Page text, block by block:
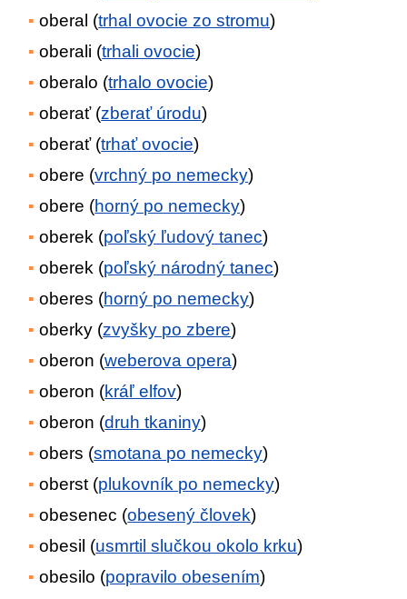
oberal (trhal ovocie zo stromu)
oberali (trhali ovocie)
oberalo (trhalo ovocie)
oberať (zberať úrodu)
oberať (trhať ovocie)
obere (vrchný po nemecky)
obere (horný po nemecky)
oberek (poľský ľudový tanec)
oberek (poľský národný tanec)
oberes (horný po nemecky)
oberky (zvyšky po zbere)
oberon (weberova opera)
oberon (kráľ elfov)
oberon (druh tkaniny)
obers (smotana po nemecky)
oberst (plukovník po nemecky)
obesenec (obesený človek)
obesil (usmrtil slučkou okolo krku)
obesilo (popravilo obesením)